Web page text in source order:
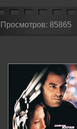
Просмотров: 85865